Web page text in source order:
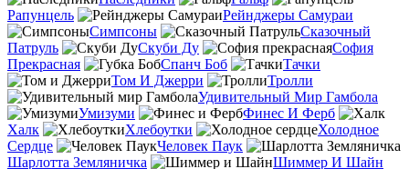
Рапунцель
Рейнджеры Самураи
Симпсоны
Сказочный
Патруль
Скуби Ду
София
Прекрасная
Спанч Боб
Тачки
Том И Джерри
Тролли
Удивительный Мир Гамбола
Умизуми
Финес И Ферб
Халк
Хлебоутки
Холодное
Сердце
Человек Паук
Шарлотта Земляничка
Шиммер И Шайн